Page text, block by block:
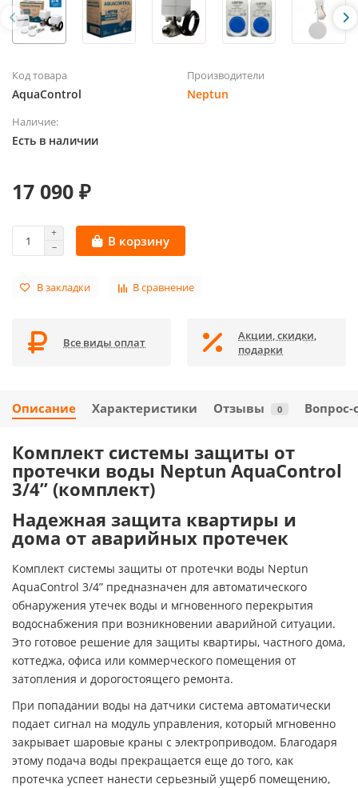
Код товара
AquaControl
Производители
Neptun
Наличие:
Есть в наличии
17 090 ₽
В корзину
В закладки В сравнение
Все виды оплат
Акции, скидки,
подарки
Описание Характеристики Отзывы 0 Вопрос-
Комплект системы защиты от
протечки воды Neptun AquaControl
3/4” (комплект)
Надежная защита квартиры и
дома от аварийных протечек
Комплект системы защиты от протечки воды Neptun
AquaControl 3/4” предназначен для автоматического
обнаружения утечек воды и мгновенного перекрытия
водоснабжения при возникновении аварийной ситуации.
Это готовое решение для защиты квартиры, частного дома,
коттеджа, офиса или коммерческого помещения от
затопления и дорогостоящего ремонта.
При попадании воды на датчики система автоматически
подает сигнал на модуль управления, который мгновенно
закрывает шаровые краны с электроприводом. Благодаря
этому подача воды прекращается еще до того, как
протечка успеет нанести серьезный ущерб помещению,